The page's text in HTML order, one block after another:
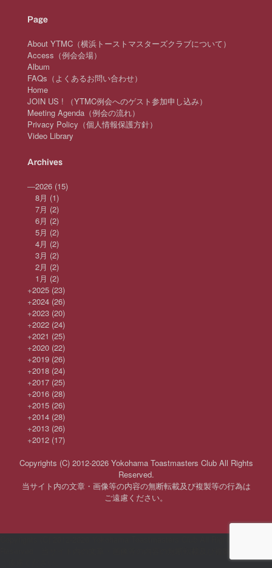
Page
About YTMC（横浜トーストマスターズクラブについて）
Access（例会会場）
Album
FAQs（よくあるお問い合わせ）
Home
JOIN US ! （YTMC例会へのゲスト参加申し込み）
Meeting Agenda（例会の流れ）
Privacy Policy（個人情報保護方針）
Video Library
Archives
—2026 (15)
8月 (1)
7月 (2)
6月 (2)
5月 (2)
4月 (2)
3月 (2)
2月 (2)
1月 (2)
+2025 (23)
+2024 (26)
+2023 (20)
+2022 (24)
+2021 (25)
+2020 (22)
+2019 (26)
+2018 (24)
+2017 (25)
+2016 (28)
+2015 (26)
+2014 (28)
+2013 (26)
+2012 (17)
Copyrights (C) 2012-2026 Yokohama Toastmasters Club All Rights
Reserved.
当サイト内の文章・画像等の内容の無断転載及び複製等の行為は
ご遠慮ください。